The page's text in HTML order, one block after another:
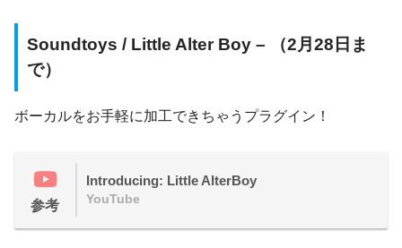
Soundtoys / Little Alter Boy – （2月28日ま
で）
ボーカルをお手軽に加工できちゃうプラグイン！
参考
Introducing: Little AlterBoy
YouTube